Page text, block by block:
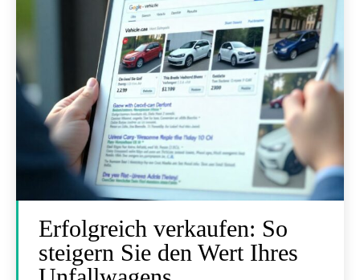
Erfolgreich verkaufen: So
steigern Sie den Wert Ihres